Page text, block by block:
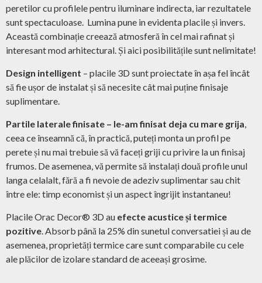
peretilor cu profilele pentru iluminare indirecta, iar rezultatele
sunt spectaculoase. Lumina pune in evidenta placile și invers.
Această combinație creează atmosferă în cel mai rafinat și
interesant mod arhitectural. Și aici posibilitățile sunt nelimitate!
Design intelligent – placile 3D sunt proiectate în așa fel încât
să fie ușor de instalat și să necesite cât mai puține finisaje
suplimentare.
Partile laterale finisate – le-am finisat deja cu mare grija,
ceea ce înseamnă că, în practică, puteți monta un profil pe
perete și nu mai trebuie să vă faceți griji cu privire la un finisaj
frumos. De asemenea, vă permite să instalați două profile unul
langa celalalt, fără a fi nevoie de adeziv suplimentar sau chit
între ele: timp economist și un aspect îngrijit instantaneu!
Placile Orac Decor® 3D au efecte acustice și termice
pozitive. Absorb până la 25% din sunetul conversatiei și au de
asemenea, proprietăți termice care sunt comparabile cu cele
ale plăcilor de izolare standard de aceeași grosime.